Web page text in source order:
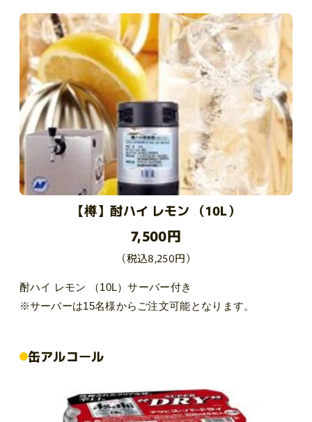
【樽】酎ハイ レモン （10L）
7,500円
（税込8,250円）
酎ハイ レモン （10L）サーバー付き
※サーバーは15名様からご注文可能となります。
缶アルコール